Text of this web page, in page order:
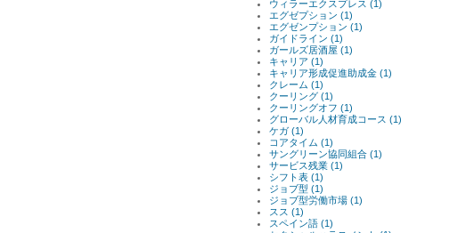
ウィラーエクスプレス (1)
エグゼプション (1)
エグゼンプション (1)
ガイドライン (1)
ガールズ居酒屋 (1)
キャリア (1)
キャリア形成促進助成金 (1)
クレーム (1)
クーリング (1)
クーリングオフ (1)
グローバル人材育成コース (1)
ケガ (1)
コアタイム (1)
サングリーン協同組合 (1)
サービス残業 (1)
シフト表 (1)
ジョブ型 (1)
ジョブ型労働市場 (1)
スス (1)
スペイン語 (1)